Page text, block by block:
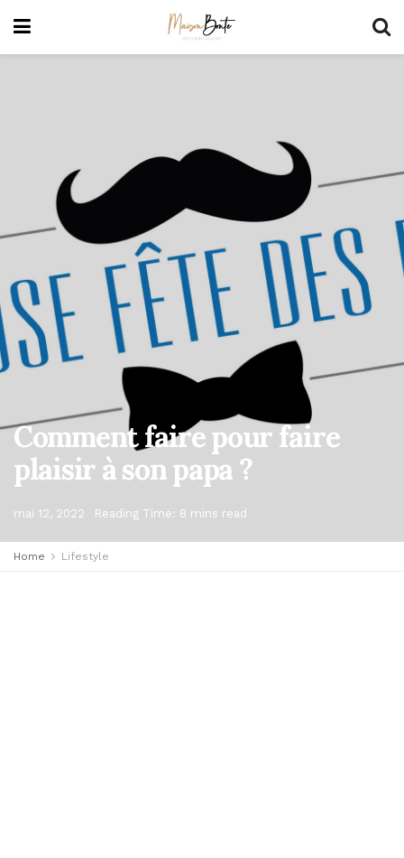
Comment faire pour faire
plaisir à son papa ?
mai 12, 2022 Reading Time: 8 mins read
Home Lifestyle